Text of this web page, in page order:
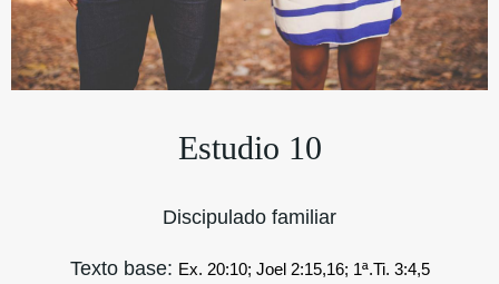
Estudio 10
Discipulado familiar
Texto base: Ex. 20:10; Joel 2:15,16; 1ª.Ti. 3:4,5